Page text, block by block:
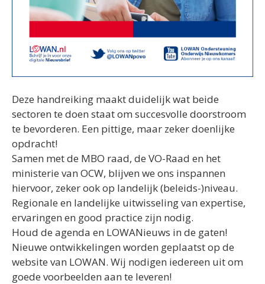
Deze handreiking maakt duidelijk wat beide
sectoren te doen staat om succesvolle doorstroom
te bevorderen. Een pittige, maar zeker doenlijke
opdracht!
Samen met de MBO raad, de VO-Raad en het
ministerie van OCW, blijven we ons inspannen
hiervoor, zeker ook op landelijk (beleids-)niveau.
Regionale en landelijke uitwisseling van expertise,
ervaringen en good practice zijn nodig.
Houd de agenda en LOWANieuws in de gaten!
Nieuwe ontwikkelingen worden geplaatst op de
website van LOWAN. Wij nodigen iedereen uit om
goede voorbeelden aan te leveren!